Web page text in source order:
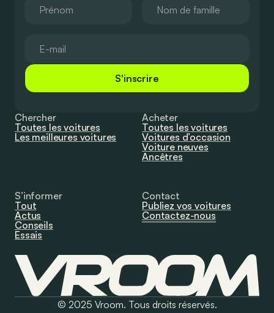
S'inscrire
Chercher
Toutes les voitures
Les meilleures voitures
Acheter
Toutes les voitures
Voitures d’occasion
Voiture neuves
Ancêtres
S’informer
Tout
Actus
Conseils
Essais
Contact
Publiez vos voitures
Contactez-nous
© 2025 Vroom. Tous droits réservés.